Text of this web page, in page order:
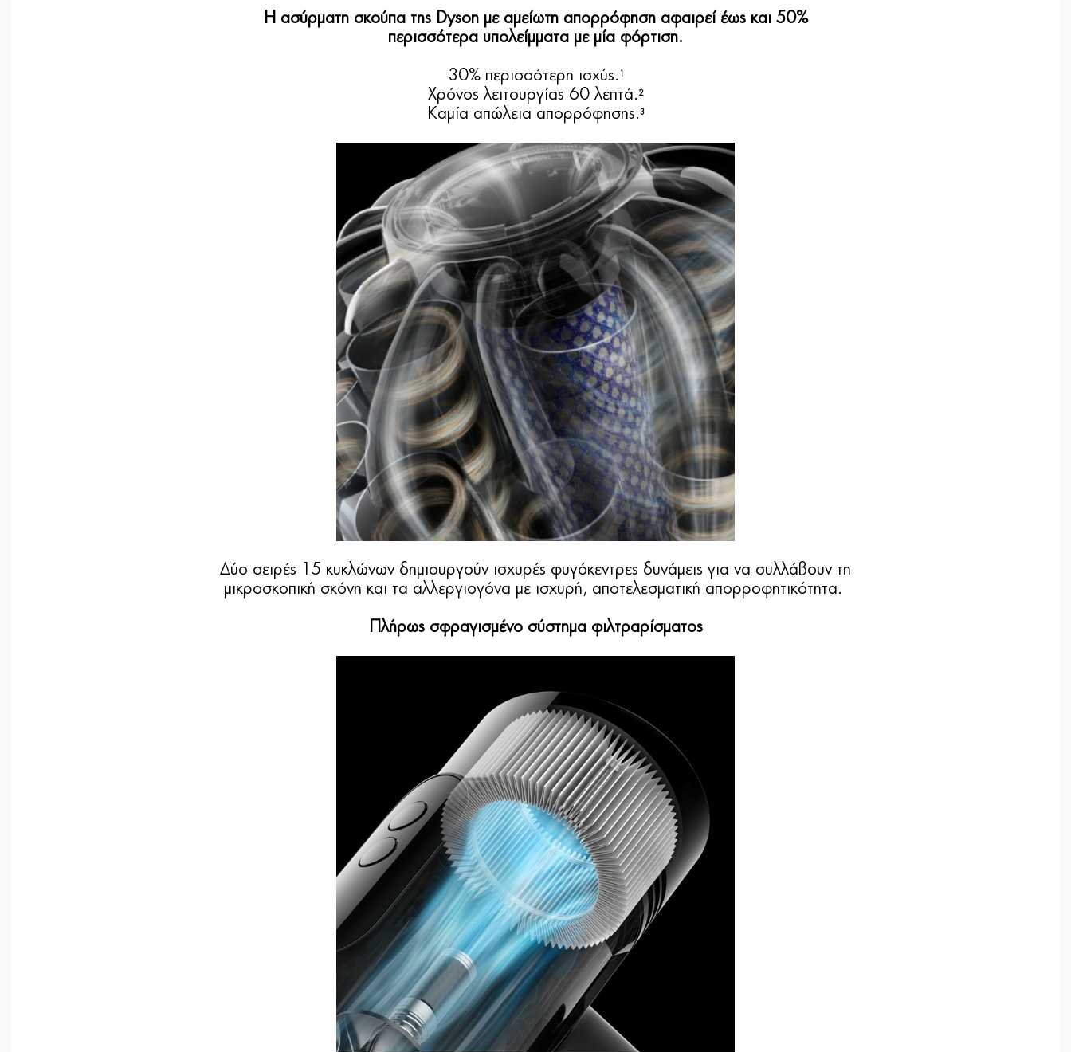
Η ασύρματη σκούπα της Dyson με αμείωτη απορρόφηση αφαιρεί έως και 50%
περισσότερα υπολείμματα με μία φόρτιση.
30% περισσότερη ισχύς.
Χρόνος λειτουργίας 60 λεπτά. 2
Καμία απώλεια απορρόφησης. 3
Δύο σειρές 15 κυκλώνων δημιουργούν ισχυρές φυγόκεντρες δυνάμεις για να συλλάβουν τη
μικροσκοπική σκόνη και τα αλλεργιογόνα με ισχυρή, αποτελεσματική απορροφητικότητα.
Πλήρως σφραγισμένο σύστημα φιλτραρίσματος